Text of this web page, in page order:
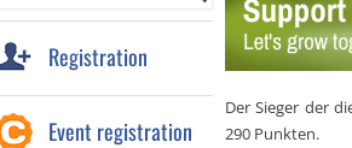
Registration
Event registration
Der Sieger der
290 Punkten.